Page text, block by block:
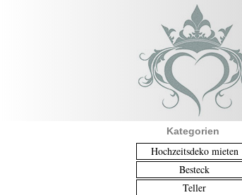
Kategorien
Hochzeitsdeko mieten
Besteck
Teller